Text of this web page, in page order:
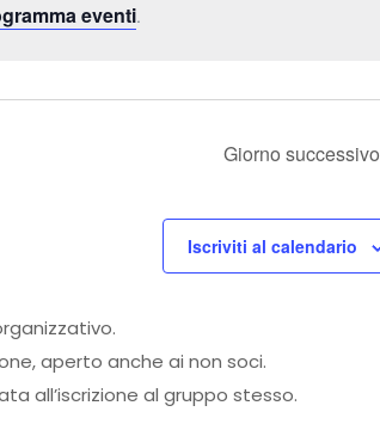
eventi.
Giorno successivo
Iscriviti al calendario
aperto anche ai non soci.
all’iscrizione al gruppo stesso.